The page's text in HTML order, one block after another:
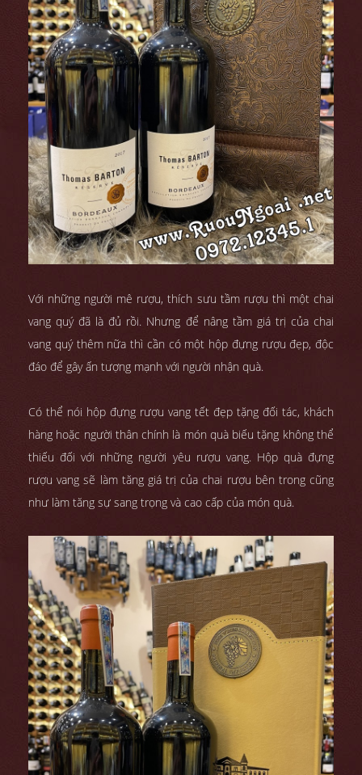
Với những người mê rượu, thích sưu tầm rượu thì một chai
vang quý đã là đủ rồi. Nhưng để nâng tầm giá trị của chai
vang quý thêm nữa thì cần có một hộp đựng rượu đẹp, độc
đáo để gây ấn tượng mạnh với người nhận quà.
Có thể nói hộp đựng rượu vang tết đẹp tặng đối tác, khách
hàng hoặc người thân chính là món quà biếu tặng không thể
thiếu đối với những người yêu rượu vang. Hộp quà đựng
rượu vang sẽ làm tăng giá trị của chai rượu bên trong cũng
như làm tăng sự sang trọng và cao cấp của món quà.